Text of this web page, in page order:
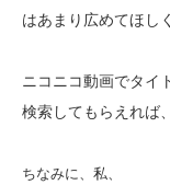
はあまり広めてほし
ニコニコ動画でタイ
検索してもらえれば
ちなみに、私、